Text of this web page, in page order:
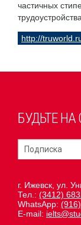
частичных
http://
БУДЬТЕ НА
г. Ижевск, ул.
Тел.: (3412)
WhatsApp:
E-mail: